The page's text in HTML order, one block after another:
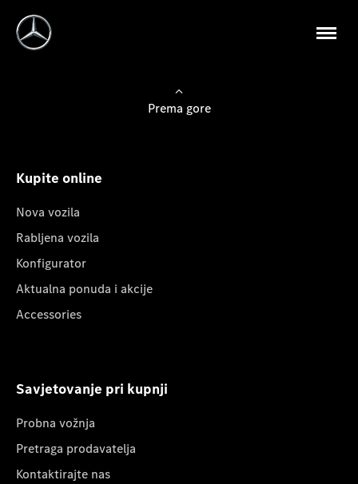
Prema gore
Kupite online
Nova vozila
Rabljena vozila
Konfigurator
Aktualna ponuda i akcije
Accessories
Savjetovanje pri kupnji
Probna vožnja
Pretraga prodavatelja
Kontaktirajte nas